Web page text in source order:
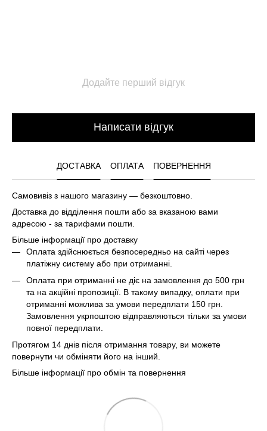
Додайте перший відгук
Написати відгук
ДОСТАВКА ОПЛАТА ПОВЕРНЕННЯ
Самовивіз з нашого магазину — безкоштовно.
Доставка до відділення пошти або за вказаною вами
адресою - за тарифами пошти.
Більше інформації про доставку
Оплата здійснюється безпосередньо на сайті через
платіжну систему або при отриманні.
Оплата при отриманні не діє на замовлення до 500 грн
та на акційні пропозиції. В такому випадку, оплати при
отриманні можлива за умови передплати 150 грн.
Замовлення укрпоштою відправляються тільки за умови
повної передплати.
Протягом 14 днів після отримання товару, ви можете
повернути чи обміняти його на інший.
Більше інформації про обмін та повернення